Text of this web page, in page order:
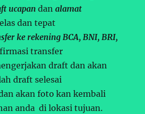
ucapan danalamat
dan tepat
ke rekening BCA, BNI, BRI,
transfer
draft dan akan
draft selesai
akan foto kan kembali
anda di lokasi tujuan.